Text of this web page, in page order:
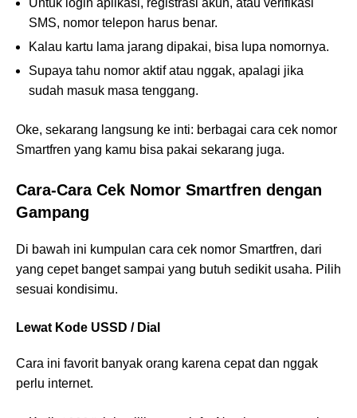
Untuk login aplikasi, registrasi akun, atau verifikasi
SMS, nomor telepon harus benar.
Kalau kartu lama jarang dipakai, bisa lupa nomornya.
Supaya tahu nomor aktif atau nggak, apalagi jika
sudah masuk masa tenggang.
Oke, sekarang langsung ke inti: berbagai cara cek nomor
Smartfren yang kamu bisa pakai sekarang juga.
Cara-Cara Cek Nomor Smartfren dengan
Gampang
Di bawah ini kumpulan cara cek nomor Smartfren, dari
yang cepet banget sampai yang butuh sedikit usaha. Pilih
sesuai kondisimu.
Lewat Kode USSD / Dial
Cara ini favorit banyak orang karena cepat dan nggak
perlu internet.